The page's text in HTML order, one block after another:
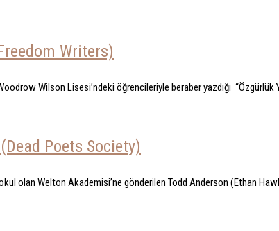
Writers)
Wilson Lisesi’ndeki öğrencileriyle beraber yazdığı “Özgürlük
Poets Society)
olan Welton Akademisi’ne gönderilen Todd Anderson (Ethan